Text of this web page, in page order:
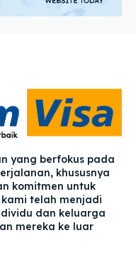
yang berfokus pada
khususnya
komitmen untuk
telah menjadi
dan keluarga
mereka ke luar